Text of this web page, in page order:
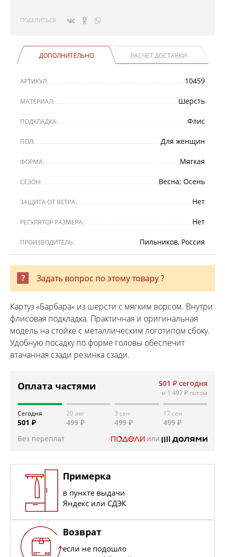
ПОДЕЛИТЬСЯ
ДОПОЛНИТЕЛЬНО РАСЧЕТ ДОСТАВКИ
АРТИКУЛ: 10459
МАТЕРИАЛ: Шерсть
ПОДКЛАДКА: Флис
ПОЛ: Для женщин
ФОРМА: Мягкая
СЕЗОН: Весна; Осень
ЗАЩИТА ОТ ВЕТРА: Нет
РЕГУЛЯТОР РАЗМЕРА: Нет
ПРОИЗВОДИТЕЛЬ: Пильников, Россия
Задать вопрос по этому товару ?
Картуз «Барбара» из шерсти с мягким ворсом. Внутри
флисовая подкладка. Практичная и оригинальная
модель на стойке с металлическим логотипом сбоку.
Удобную посадку по форме головы обеспечит
втачанная сзади резинка сзади.
Оплата частями 501 ₽ сегодня
и 1 497 ₽ потом
Сегодня
501 ₽
20 авг
499 ₽
3 сен
499 ₽
17 сен
499 ₽
Без переплат
или
Примерка
в пункте выдачи
Яндекс или СДЭК
Возврат
если не подошло